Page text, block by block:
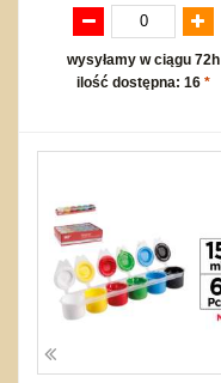
Mapa produktów
wysyłamy w ciągu 72h
ilość dostępna: 16 *